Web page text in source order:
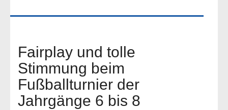
Fairplay und tolle
Stimmung beim
Fußballturnier der
Jahrgänge 6 bis 8